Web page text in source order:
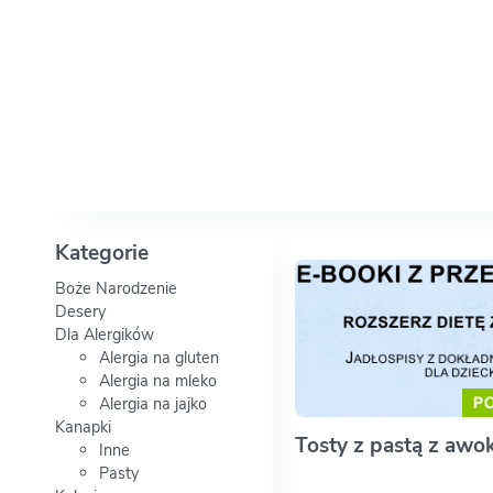
Tosty z pastą z
Kategorie
Boże Narodzenie
Desery
Dla Alergików
Alergia na gluten
Alergia na mleko
Alergia na jajko
Kanapki
Inne
Pasty